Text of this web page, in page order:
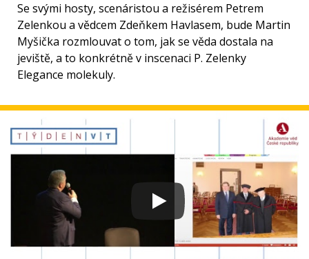
Se svými hosty, scenáristou a režisérem Petrem
Zelenkou a vědcem Zdeňkem Havlasem, bude Martin
Myšička rozmlouvat o tom, jak se věda dostala na
jeviště, a to konkrétně v inscenaci P. Zelenky
Elegance molekuly.